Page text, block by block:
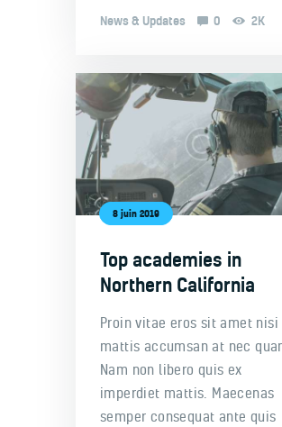
News & Updates 0 2K
8 juin 2019
Top academies in
Northern California
Proin vitae eros sit amet nisi
mattis accumsan at nec
Nam non libero quis ex
imperdiet mattis. Maecenas
semper consequat ante quis